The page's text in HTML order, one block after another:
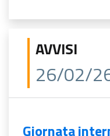
AVVISI
26/02/
Giornata